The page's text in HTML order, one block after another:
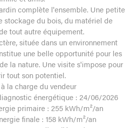
complète l'ensemble. Une petite
stockage du bois, du matériel de
tout autre équipement.
située dans un environnement
une belle opportunité pour les
la nature. Une visite s'impose pour
tout son potentiel.
la charge du vendeur
énergétique : 24/06/2026
primaire : 255 kWh/m²/an
finale : 158 kWh/m²/an